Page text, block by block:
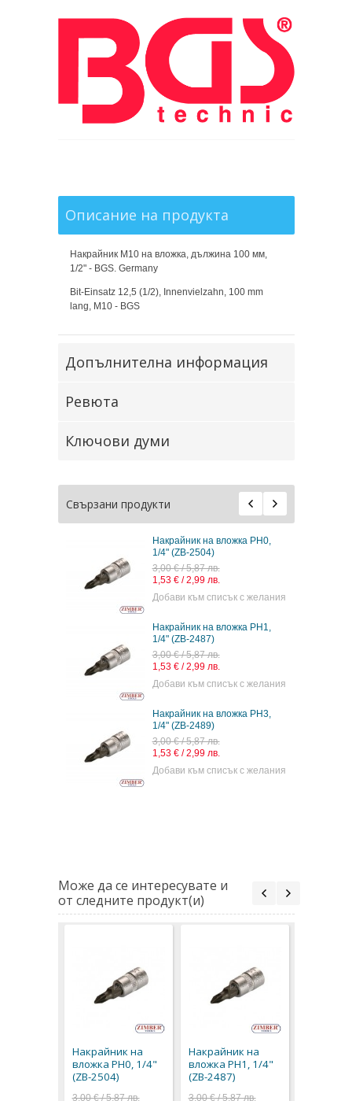
Описание на продукта
Накрайник M10 на вложка, дължина 100 мм,
1/2" - BGS. Germany
Bit-Einsatz 12,5 (1/2), Innenvielzahn, 100 mm
lang, M10 - BGS
Допълнителна информация
Ревюта
Ключови думи
Свързани продукти
Накрайник на вложка PH0,
1/4" (ZB-2504)
3,00 € / 5,87 лв.
1,53 € / 2,99 лв.
Добави към списък с желания
Накрайник на вложка PH1,
1/4" (ZB-2487)
3,00 € / 5,87 лв.
1,53 € / 2,99 лв.
Добави към списък с желания
Накрайник на вложка PH3,
1/4" (ZB-2489)
3,00 € / 5,87 лв.
1,53 € / 2,99 лв.
Добави към списък с желания
Може да се интересувате и
от следните продукт(и)
Накрайник на
вложка PH0, 1/4"
(ZB-2504)
3,00 € / 5,87 лв.
Накрайник на
вложка PH1, 1/4"
(ZB-2487)
3,00 € / 5,87 лв.